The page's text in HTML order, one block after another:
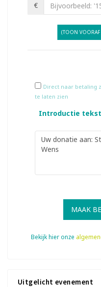
€
(TOON
Direct naar betaling
te laten zien
Introductie tekst
MAAK
Bekijk hier onze
Uitgelicht evenement